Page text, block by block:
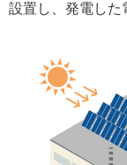
設置し、発電した